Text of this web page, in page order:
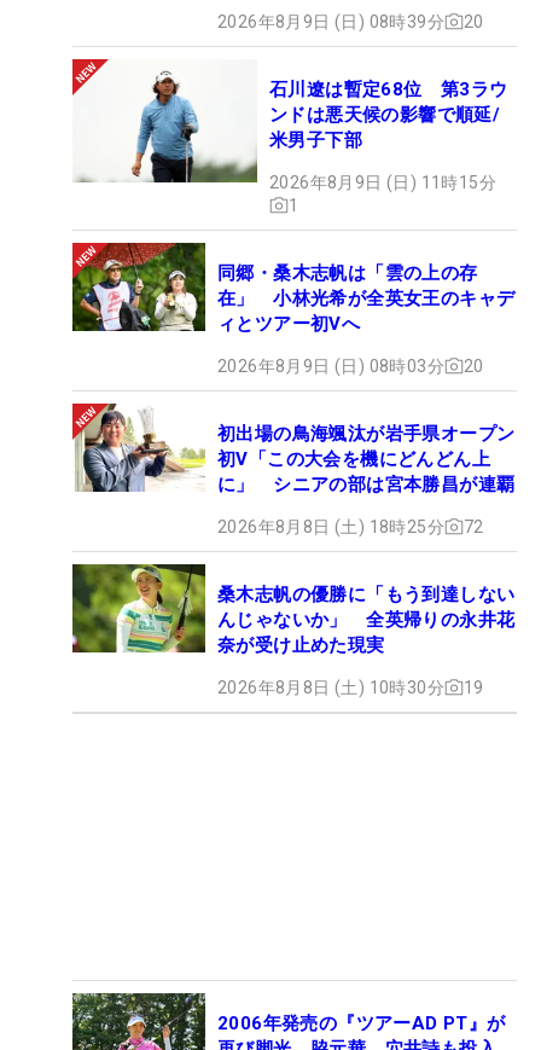
2026年8月9日 (日) 08時39分 20
石川遼は暫定68位 第3ラウ
ンドは悪天候の影響で順延/
米男子下部
2026年8月9日 (日) 11時15分
1
同郷・桑木志帆は「雲の上の存
在」 小林光希が全英女王のキャデ
ィとツアー初Vへ
2026年8月9日 (日) 08時03分 20
初出場の鳥海颯汰が岩手県オープン
初V「この大会を機にどんどん上
に」 シニアの部は宮本勝昌が連覇
2026年8月8日 (土) 18時25分 72
桑木志帆の優勝に「もう到達しない
んじゃないか」 全英帰りの永井花
奈が受け止めた現実
2026年8月8日 (土) 10時30分 19
2006年発売の『ツアーAD PT』が